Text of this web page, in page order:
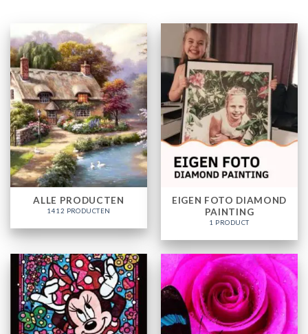
ALLE PRODUCTEN
1412 PRODUCTEN
EIGEN FOTO DIAMOND
PAINTING
1 PRODUCT